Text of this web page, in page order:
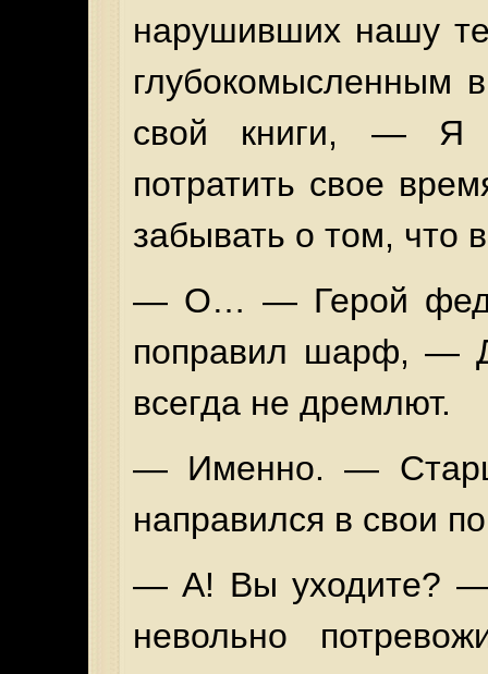
нарушивших нашу
глубокомысленным
свой книги, — Я
потратить свое
забывать о том, что
— О… — Герой
поправил шарф, —
всегда не дремлют.
— Именно. —
направился в свои
— А! Вы уходите? —
невольно